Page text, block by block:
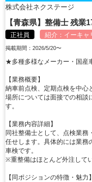
株式会社ネクステージ
【青森県】整備士 残業
正社員 紹介： イーキャ
掲載期間：2026/5/20〜
★多種多様なメーカー・国産
【業務概要】
納車前点検、定期点検を中心
場所については面接での相談
す。
【業務内容詳細】
同社整備士として、点検業務
任せします。具体的には業務
車検です。
※重整備はほとんど外注して
【同ポジションの特徴・魅力】